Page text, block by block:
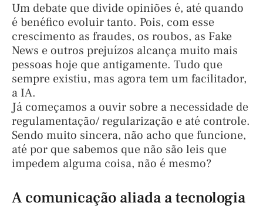
Um debate que divide opiniões é, até quando
é benéfico evoluir tanto. Pois, com esse
crescimento as fraudes, os roubos, as Fake
News e outros prejuízos alcança muito mais
pessoas hoje que antigamente. Tudo que
sempre existiu, mas agora tem um facilitador,
a IA.
Já começamos a ouvir sobre a necessidade de
regulamentação/ regularização e até controle.
Sendo muito sincera, não acho que funcione,
até por que sabemos que não são leis que
impedem alguma coisa, não é mesmo?
A comunicação aliada a tecnologia